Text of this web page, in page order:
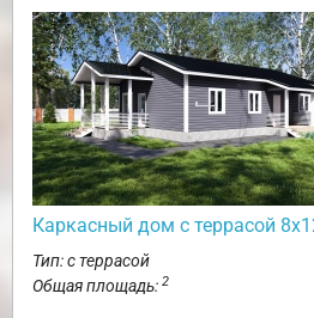
Каркасный дом с террасой
Тип: с террасой
Общая площадь: 2